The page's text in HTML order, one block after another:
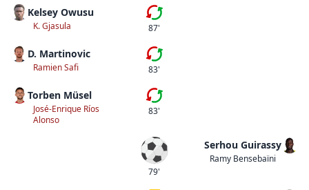
Kelsey Owusu
K. Gjasula
Femte bytet
87'
D. Martinovic
Ramien Safi
Fjärde bytet
83'
Torben Müsel
José-Enrique Ríos
Alonso
Tredje bytet
83'
Mål
79'
Serhou Guirassy
Ramy Bensebaïni